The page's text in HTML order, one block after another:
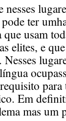
nesses
ter
usam
elites, e
Em
mas um